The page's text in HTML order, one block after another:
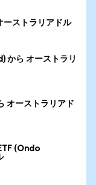
ストラリアドル
ら オーストラリ
オーストラリアド
(Ondo